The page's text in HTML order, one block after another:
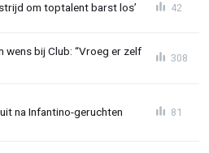
om toptalent barst los’ 42
wens bij Club: “Vroeg er zelf
308
na Infantino-geruchten 81